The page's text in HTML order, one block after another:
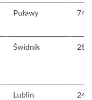
Puławy
Świdnik
Lublin